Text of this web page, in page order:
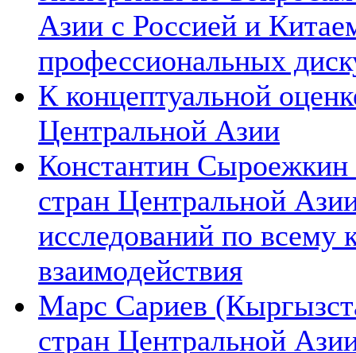
Азии с Россией и
профессиональных
К концептуальной
Центральной Азии
Константин Сыроежкин
стран Центральной
исследований по всему
взаимодействия
Марс Сариев
стран Центральной